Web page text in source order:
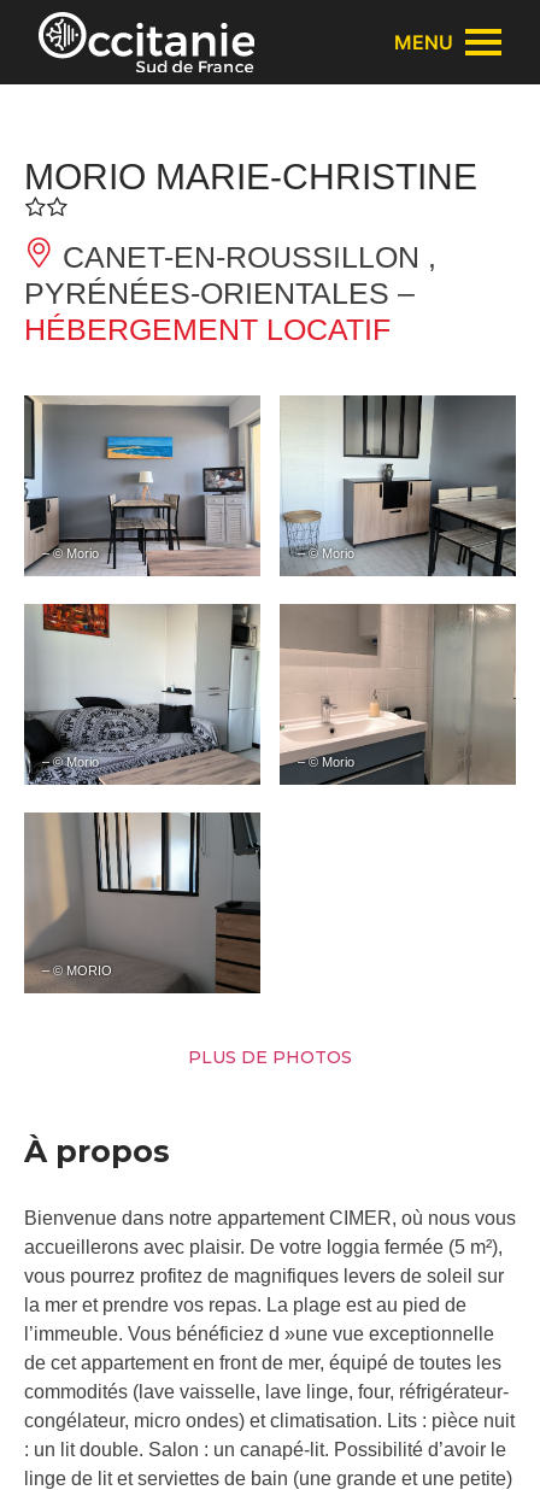
Panneau de gestion des cookies
MENU
MORIO MARIE-CHRISTINE
CANET-EN-ROUSSILLON ,
PYRÉNÉES-ORIENTALES –
HÉBERGEMENT LOCATIF
– © Morio – © Morio
– © Morio – © Morio
– © MORIO
PLUS DE PHOTOS
À propos
Bienvenue dans notre appartement CIMER, où nous vous
accueillerons avec plaisir. De votre loggia fermée (5 m²),
vous pourrez profitez de magnifiques levers de soleil sur
la mer et prendre vos repas. La plage est au pied de
l’immeuble. Vous bénéficiez d »une vue exceptionnelle
de cet appartement en front de mer, équipé de toutes les
commodités (lave vaisselle, lave linge, four, réfrigérateur-
congélateur, micro ondes) et climatisation. Lits : pièce nuit
: un lit double. Salon : un canapé-lit. Possibilité d’avoir le
linge de lit et serviettes de bain (une grande et une petite)